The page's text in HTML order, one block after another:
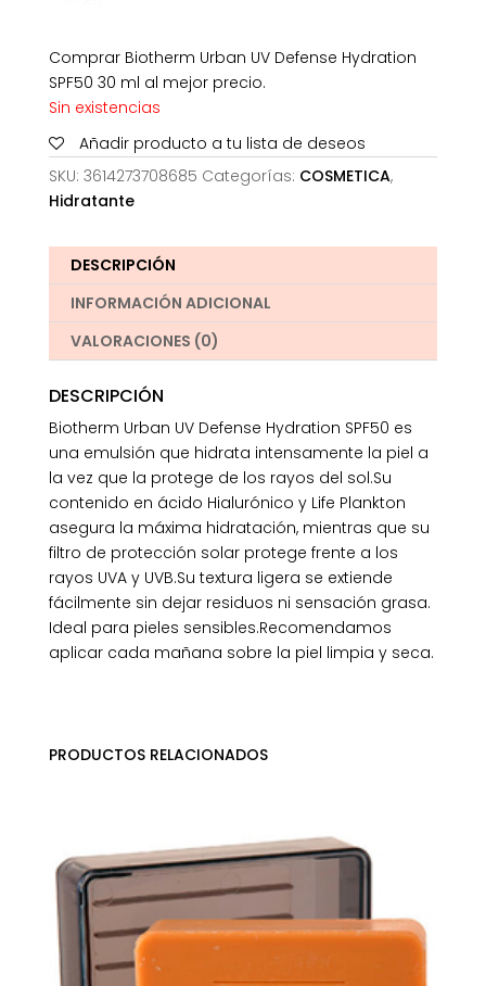
Comprar Biotherm Urban UV Defense Hydration
SPF50 30 ml al mejor precio.
Sin existencias
Añadir producto a tu lista de deseos
SKU: 3614273708685 Categorías: COSMETICA,
Hidratante
DESCRIPCIÓN
INFORMACIÓN ADICIONAL
VALORACIONES (0)
DESCRIPCIÓN
Biotherm Urban UV Defense Hydration SPF50 es
una emulsión que hidrata intensamente la piel a
la vez que la protege de los rayos del sol.Su
contenido en ácido Hialurónico y Life Plankton
asegura la máxima hidratación, mientras que su
filtro de protección solar protege frente a los
rayos UVA y UVB.Su textura ligera se extiende
fácilmente sin dejar residuos ni sensación grasa.
Ideal para pieles sensibles.Recomendamos
aplicar cada mañana sobre la piel limpia y seca.
PRODUCTOS RELACIONADOS